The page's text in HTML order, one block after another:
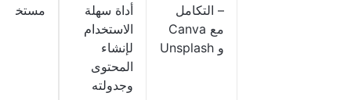
– التكامل
مع Canva
و Unsplash
أداة سهلة
الاستخدام
لإنشاء
المحتوى
وجدولته